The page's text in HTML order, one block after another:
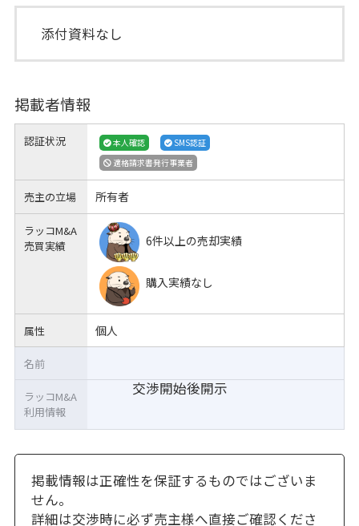
添付資料なし
掲載者情報
認証状況 本人確認
SMS認証
適格請求書発行事業者
売主の立場 所有者
ラッコM&A
売買実績
6件以上の売却実績
購入実績なし
属性 個人
交渉開始後開示
名前
ラッコM&A
利用情報
掲載情報は正確性を保証するものではございま
せん。
詳細は交渉時に必ず売主様へ直接ご確認くださ